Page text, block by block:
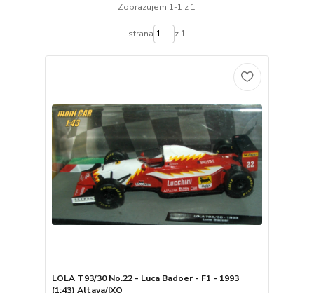
Zobrazujem 1-1 z 1
strana z 1
LOLA T93/30 No.22 - Luca Badoer - F1 - 1993
(1:43) Altaya/IXO